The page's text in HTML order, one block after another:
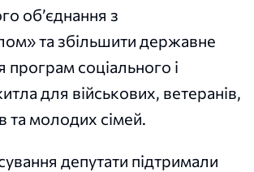
об’єднання з
та збільшити державне
програм соціального і
для військових, ветеранів,
та молодих сімей.
депутати підтримали